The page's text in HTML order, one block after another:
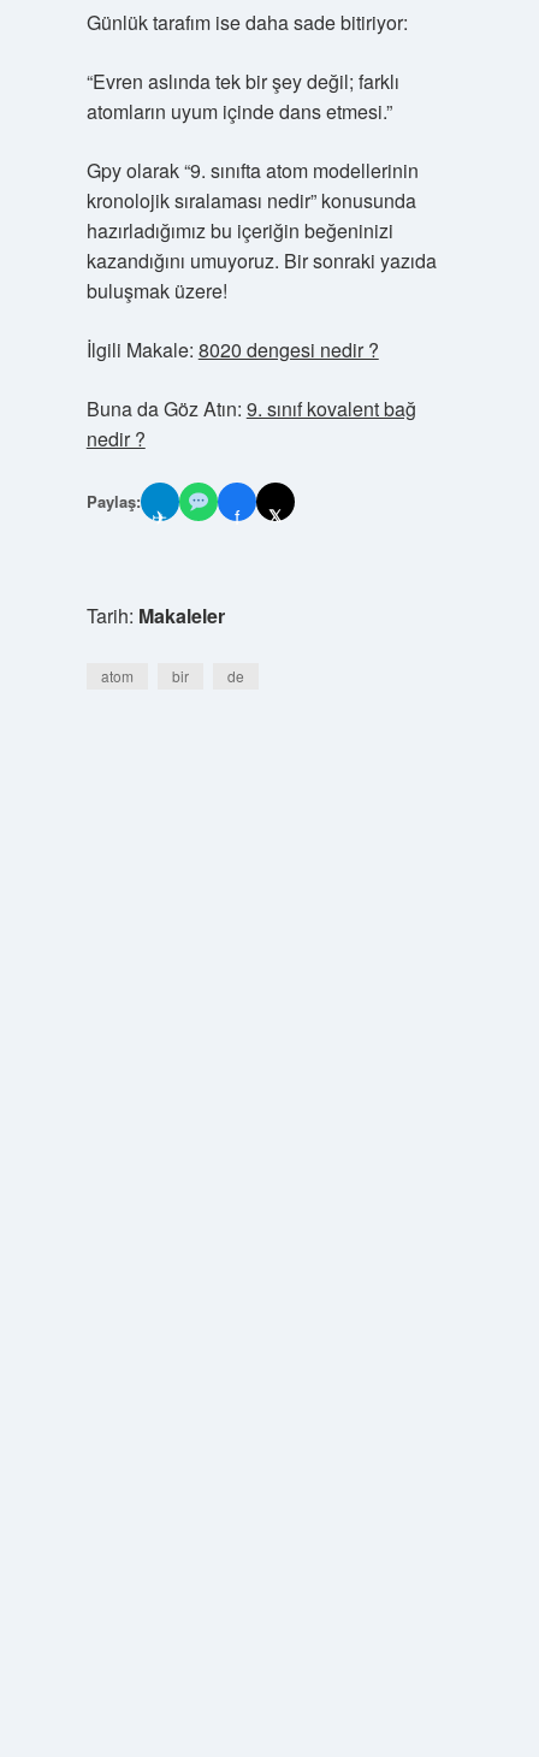
Günlük tarafım ise daha sade bitiriyor:
“Evren aslında tek bir şey değil; farklı
atomların uyum içinde dans etmesi.”
Gpy olarak “9. sınıfta atom modellerinin
kronolojik sıralaması nedir” konusunda
hazırladığımız bu içeriğin beğeninizi
kazandığını umuyoruz. Bir sonraki yazıda
buluşmak üzere!
İlgili Makale: 8020 dengesi nedir ?
Buna da Göz Atın: 9. sınıf kovalent bağ
nedir ?
Paylaş:
✈ f 𝕏
Tarih: Makaleler
atom bir de